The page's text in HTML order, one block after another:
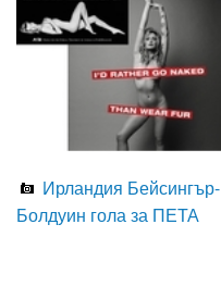
Ирландия Бейсингър-
Болдуин гола за ПЕТА